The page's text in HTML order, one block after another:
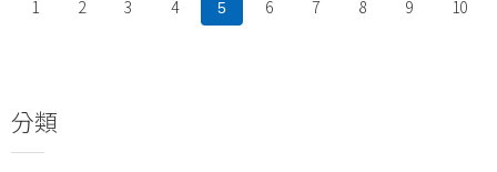
1 2 3 4 5 6 7 8 9 10
分類